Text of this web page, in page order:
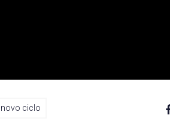
novo ciclo